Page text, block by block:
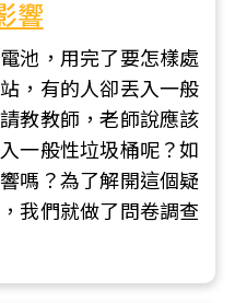
響
池，用完了要怎樣處
，有的人卻丟入一般
教教師，老師說應該
一般性垃圾桶呢？如
嗎？為了解開這個疑
我們就做了問卷調查